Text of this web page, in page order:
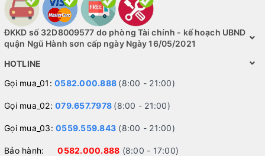
ĐKKD số 32D8009577 do phòng Tài chính - kế hoạch UBND
quận Ngũ Hành sơn cấp ngày Ngày 16/05/2021
HOTLINE
Gọi mua_01: 0582.000.888 (8:00 - 21:00)
Gọi mua_02: 079.657.7978 (8:00 - 21:00)
Gọi mua_03: 0559.559.843 (8:00 - 21:00)
Bảo hành:0582.000.888 (8:00 - 17:00)